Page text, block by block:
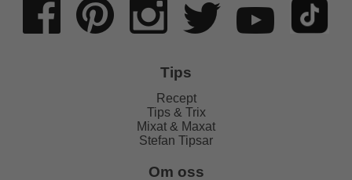
Tips
Recept
Tips & Trix
Mixat & Maxat
Stefan Tipsar
Om oss